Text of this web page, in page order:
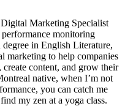
Marketing Specialist
monitoring
in English Literature,
marketing to help companies
content, and grow their
native, when I’m not
you can catch me
my zen at a yoga class.